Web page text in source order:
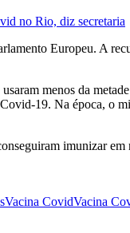
no Rio, diz secretaria
Europeu. A
menos da
19. Na época, o
imunizar
Vacina CovidVacina